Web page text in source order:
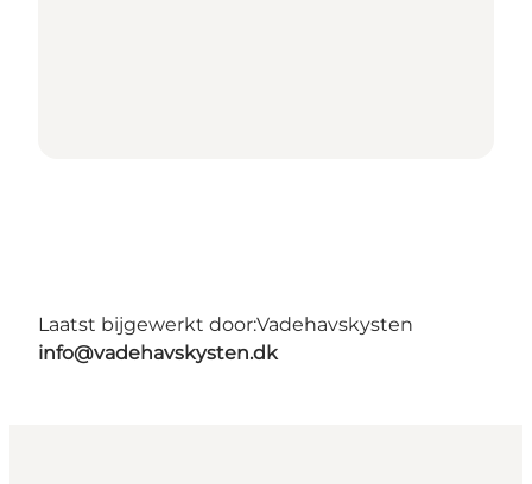
Laatst bijgewerkt door:Vadehavskysten
info@vadehavskysten.dk